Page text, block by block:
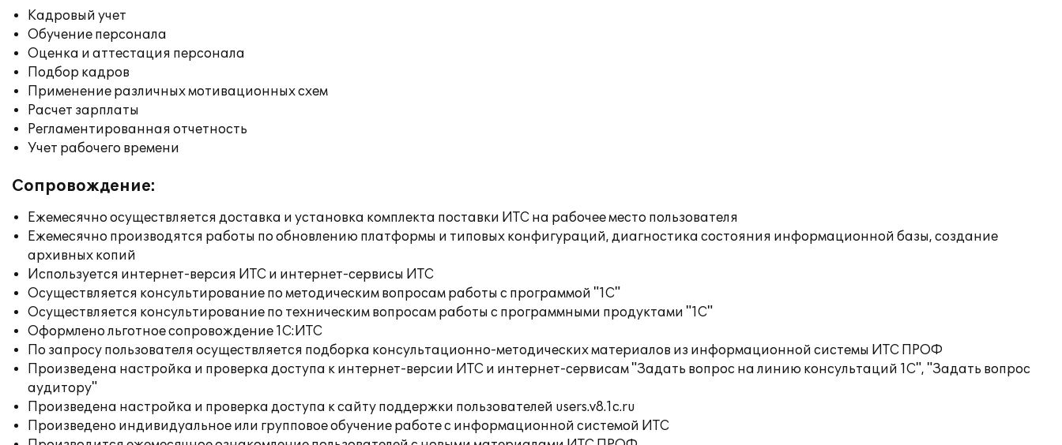
Кадровый учет
Обучение персонала
Оценка и аттестация персонала
Подбор кадров
Применение различных мотивационных схем
Расчет зарплаты
Регламентированная отчетность
Учет рабочего времени
Сопровождение:
Ежемесячно осуществляется доставка и установка комплекта поставки ИТС на рабочее место пользователя
Ежемесячно производятся работы по обновлению платформы и типовых конфигураций, диагностика состояния информационной базы, создание
архивных копий
Используется интернет-версия ИТС и интернет-сервисы ИТС
Осуществляется консультирование по методическим вопросам работы с программой "1С"
Осуществляется консультирование по техническим вопросам работы с программными продуктами "1С"
Оформлено льготное сопровождение 1С:ИТС
По запросу пользователя осуществляется подборка консультационно-методических материалов из информационной системы ИТС ПРОФ
Произведена настройка и проверка доступа к интернет-версии ИТС и интернет-сервисам "Задать вопрос на линию консультаций 1С", "Задать вопрос
аудитору"
Произведена настройка и проверка доступа к сайту поддержки пользователей users.v8.1c.ru
Произведено индивидуальное или групповое обучение работе с информационной системой ИТС